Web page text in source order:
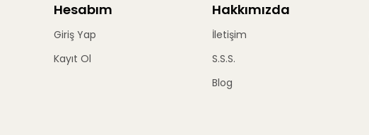
Hesabım
Giriş Yap
Kayıt Ol
Hakkımızda
İletişim
S.S.S.
Blog